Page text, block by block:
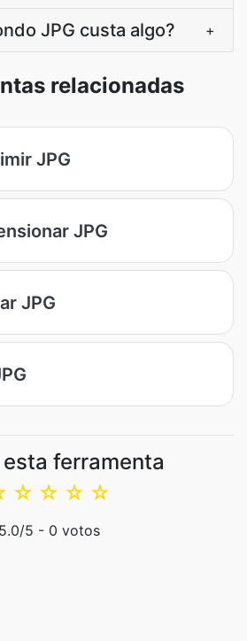
JPG custa algo? +
relacionadas
JPG
JPG
JPG
ferramenta
☆
☆
☆
☆
5.0/5 - 0 votos